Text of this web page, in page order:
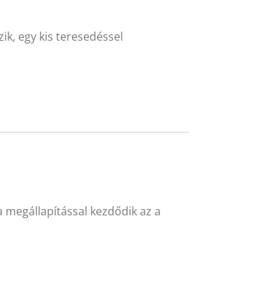
egy kis teresedéssel
megállapítással kezdődik az a